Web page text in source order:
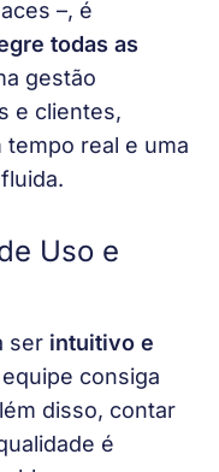
–, é
todas as
gestão
e clientes,
real e uma
Uso e
ser intuitivo e
consiga
disso, contar
é